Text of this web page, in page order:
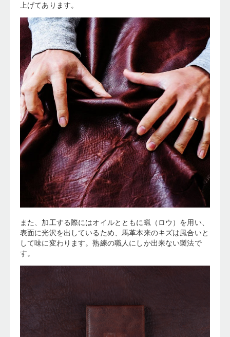
上げてあります。
また、加工する際にはオイルとともに蝋（ロウ）を用い、
表面に光沢を出しているため、馬革本来のキズは風合いと
して味に変わります。熟練の職人にしか出来ない製法で
す。